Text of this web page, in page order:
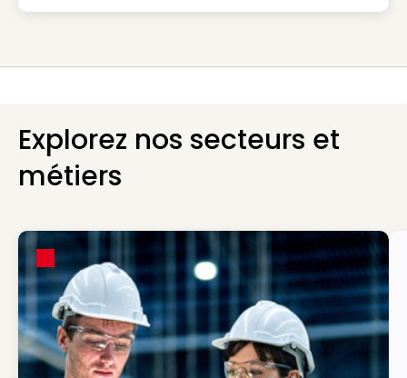
Explorez nos secteurs et
métiers